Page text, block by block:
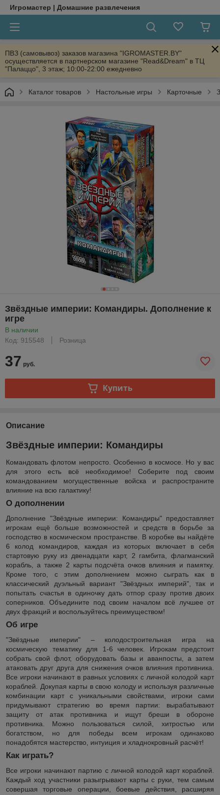
Игромастер | Домашние развлечения
ПВЗ (самовывоз) заказов магазина "IGROMASTER.BY"
осуществляется в партнерском магазине "Read&Dream" в ТЦ
"Палаццо", 3 этаж; 10:00-22:00 ежедневно
Каталог товаров Настольные игры Карточные
Звёздные империи: Командиры. Дополнение к
игре
В наличии
Код: 915548
Розница
37 руб.
Купить
Описание
Звёздные империи: Командиры
Командовать флотом непросто. Особенно в космосе. Но у вас
для этого есть всё необходимое! Соберите под своим
командованием могущественные войска и распространите
влияние на всю галактику!
О дополнении
Дополнение "Звёздные империи: Командиры" предоставляет
игрокам ещё больше возможностей и средств в борьбе за
господство в космическом пространстве. В коробке вы найдёте
6 колод командиров, каждая из которых включает в себя
стартовую руку из двенадцати карт, 2 гамбита, флагманский
корабль, а также 2 карты подсчёта очков влияния и памятку.
Кроме того, с этим дополнением можно сыграть как в
классический дуэльный вариант "Звёздных империй", так и
попытать счастья в одиночку дать отпор сразу против двоих
соперников. Объедините под своим началом всё лучшее от
двух фракций и воспользуйтесь преимуществом!
Об игре
"Звёздные империи" – колодостроительная игра на
космическую тематику для 1-6 человек. Игрокам предстоит
собрать свой флот, оборудовать базы и аванпосты, а затем
атаковать друг друга для снижения очков влияния противника.
Все игроки начинают в равных условиях с личной колодой карт
кораблей. Докупая карты в свою колоду и используя различные
комбинации карт с уникальными свойствами, игроки сами
придумывают стратегию во время партии: вырабатывают
защиту от атак противника и ищут бреши в обороне
противника. Можно пользоваться силой, хитростью или
богатством, но для победы всем игрокам одинаково
понадобятся мастерство, интуиция и хладнокровный расчёт!
Как играть?
Все игроки начинают партию с личной колодой карт кораблей.
Каждый ход участники разыгрывают карты с руки, тем самым
совершая торговые операции, боевые действия, расширяя